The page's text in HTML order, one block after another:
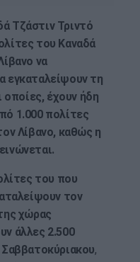
Τζάστιν Τριντό
του Καναδά
να
εγκαταλείψουν τη
οποίες, έχουν ήδη
1.000 πολίτες
Λίβανο, καθώς η
του που
τον
χώρας
άλλες 2.500
,